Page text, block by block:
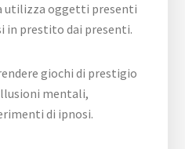
utilizza oggetti presenti
in prestito dai presenti.
giochi di prestigio
mentali,
di ipnosi.